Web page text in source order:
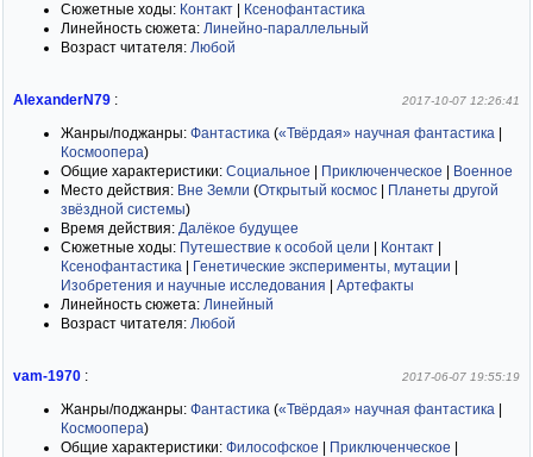
Сюжетные ходы: Контакт
Ксенофантастика
Линейность сюжета: Линейно-параллельный
Возраст читателя: Любой
AlexanderN79 : 2017-10-07 12:26:41
Жанры/поджанры: Фантастика («Твёрдая» научная фантастика
Космоопера)
Общие характеристики: Социальное Приключенческое
Военное
Место действия: Вне Земли (Открытый космос
Планеты другой
звёздной системы)
Время действия: Далёкое будущее
Сюжетные ходы: Путешествие к особой цели Контакт
Ксенофантастика
Генетические эксперименты, мутации
Изобретения и научные исследования
Артефакты
Линейность сюжета: Линейный
Возраст читателя: Любой
vam-1970 : 2017-06-07 19:55:19
Жанры/поджанры: Фантастика («Твёрдая» научная фантастика
Космоопера)
Общие характеристики: Философское Приключенческое